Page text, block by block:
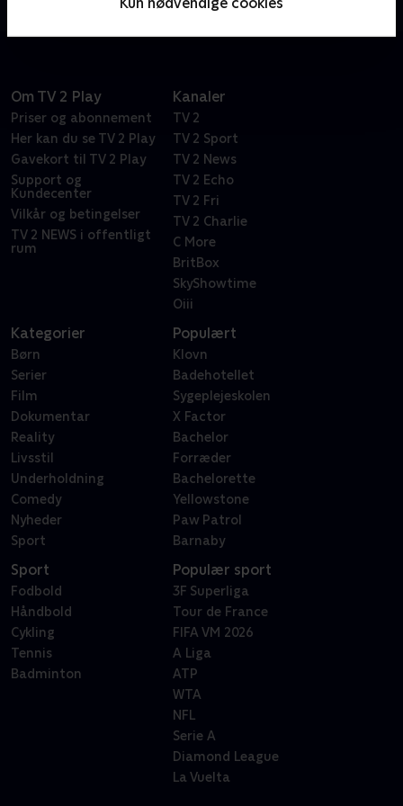
åbningen af deres nye motel.
Om TV 2 Play
Priser og abonnement
Her kan du se TV 2 Play
Gavekort til TV 2 Play
Support og
Kundecenter
Vilkår og betingelser
TV 2 NEWS i offentligt
rum
Kanaler
TV 2
TV 2 Sport
TV 2 News
TV 2 Echo
TV 2 Fri
TV 2 Charlie
C More
BritBox
SkyShowtime
Oiii
Kategorier
Børn
Serier
Film
Dokumentar
Reality
Livsstil
Underholdning
Comedy
Nyheder
Sport
Populært
Klovn
Badehotellet
Sygeplejeskolen
X Factor
Bachelor
Forræder
Bachelorette
Yellowstone
Paw Patrol
Barnaby
Sport
Fodbold
Håndbold
Cykling
Tennis
Badminton
Populær sport
3F Superliga
Tour de France
FIFA VM 2026
A Liga
ATP
WTA
NFL
Serie A
Diamond League
La Vuelta